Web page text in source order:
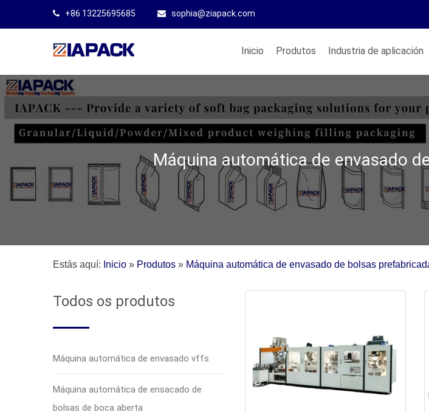
+86 13225695685 sophia@ziapack.com
Inicio Produtos Industria de aplicación
Máquina automática de envasado
Estás aquí: Inicio » Produtos » Máquina automática de envasado de bolsas
Todos os produtos
Máquina automática de envasado vffs
Máquina automática de ensacado de
bolsas de boca aberta